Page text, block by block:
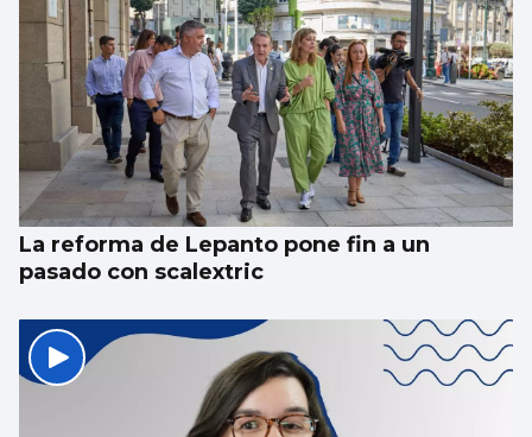
La reforma de Lepanto pone fin a un
pasado con scalextric